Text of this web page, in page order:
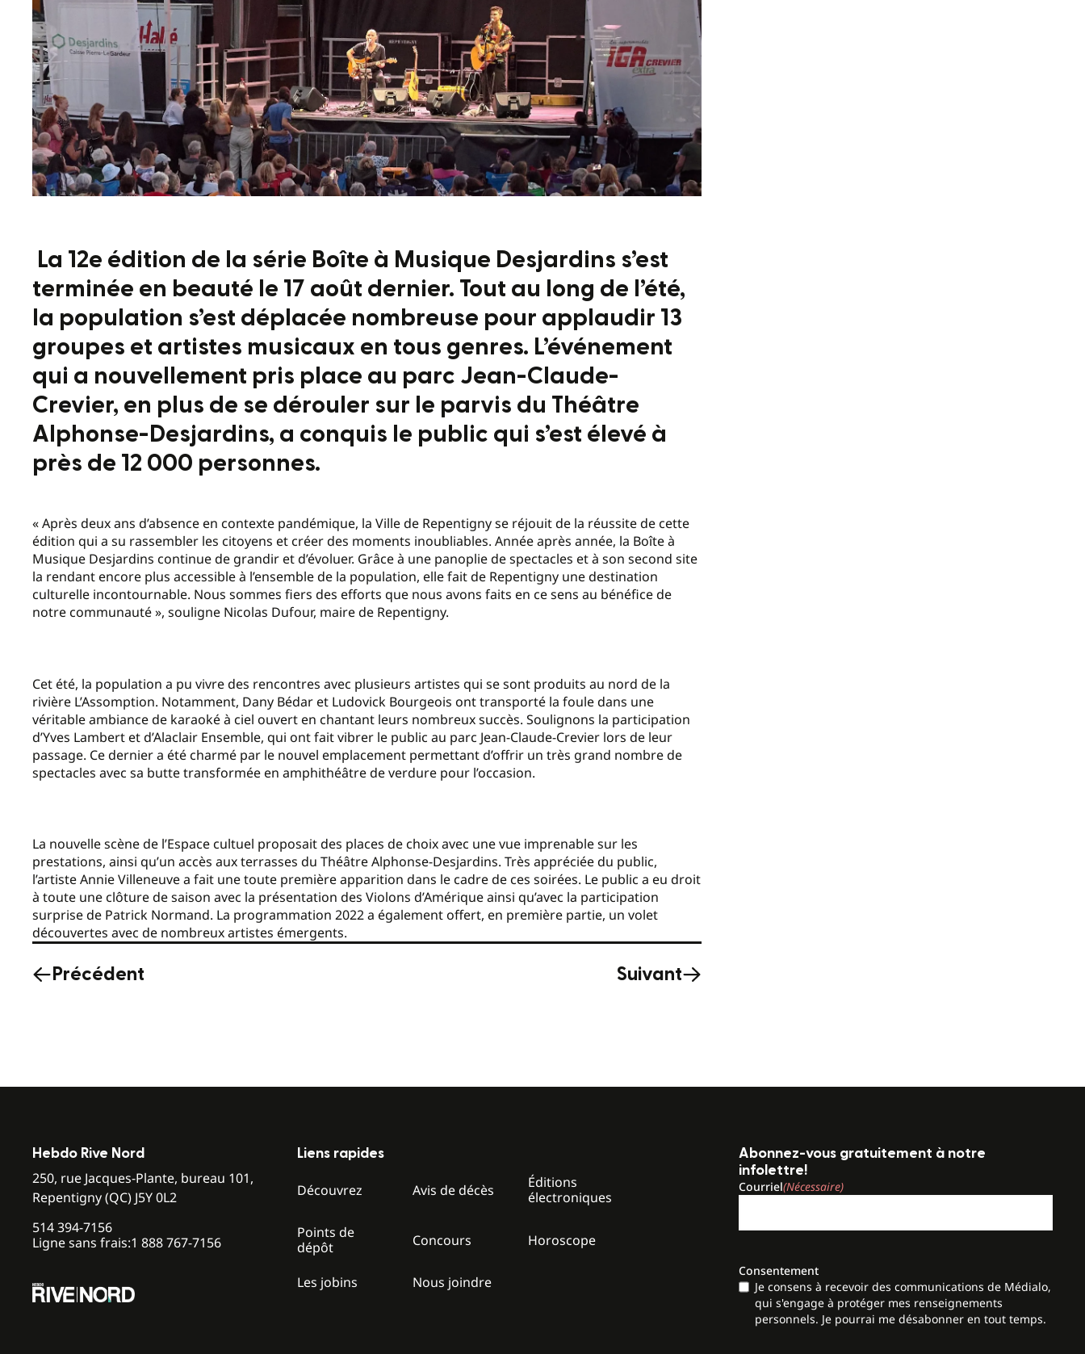
La 12e édition de la série Boîte à Musique Desjardins s’est
terminée en beauté le 17 août dernier. Tout au long de l’été,
la population s’est déplacée nombreuse pour applaudir 13
groupes et artistes musicaux en tous genres. L’événement
qui a nouvellement pris place au parc Jean-Claude-
Crevier, en plus de se dérouler sur le parvis du Théâtre
Alphonse-Desjardins, a conquis le public qui s’est élevé à
près de 12 000 personnes.
« Après deux ans d’absence en contexte pandémique, la Ville de Repentigny se réjouit de la réussite de cette
édition qui a su rassembler les citoyens et créer des moments inoubliables. Année après année, la Boîte à
Musique Desjardins continue de grandir et d’évoluer. Grâce à une panoplie de spectacles et à son second site
la rendant encore plus accessible à l’ensemble de la population, elle fait de Repentigny une destination
culturelle incontournable. Nous sommes fiers des efforts que nous avons faits en ce sens au bénéfice de
notre communauté », souligne Nicolas Dufour, maire de Repentigny.
Cet été, la population a pu vivre des rencontres avec plusieurs artistes qui se sont produits au nord de la
rivière L’Assomption. Notamment, Dany Bédar et Ludovick Bourgeois ont transporté la foule dans une
véritable ambiance de karaoké à ciel ouvert en chantant leurs nombreux succès. Soulignons la participation
d’Yves Lambert et d’Alaclair Ensemble, qui ont fait vibrer le public au parc Jean-Claude-Crevier lors de leur
passage. Ce dernier a été charmé par le nouvel emplacement permettant d’offrir un très grand nombre de
spectacles avec sa butte transformée en amphithéâtre de verdure pour l’occasion.
La nouvelle scène de l’Espace cultuel proposait des places de choix avec une vue imprenable sur les
prestations, ainsi qu’un accès aux terrasses du Théâtre Alphonse-Desjardins. Très appréciée du public,
l’artiste Annie Villeneuve a fait une toute première apparition dans le cadre de ces soirées. Le public a eu droit
à toute une clôture de saison avec la présentation des Violons d’Amérique ainsi qu’avec la participation
surprise de Patrick Normand. La programmation 2022 a également offert, en première partie, un volet
découvertes avec de nombreux artistes émergents.
Précédent Suivant
Hebdo Rive Nord
250, rue Jacques-Plante, bureau 101,
Repentigny (QC) J5Y 0L2
514 394-7156
Ligne sans frais:1 888 767-7156
Liens rapides
Découvrez Avis de décès
Éditions
électroniques
Points de
dépôt
Concours Horoscope
Les jobins Nous joindre
Abonnez-vous gratuitement à notre
infolettre!
Courriel(Nécessaire)
Consentement
Je consens à recevoir des communications de Médialo,
qui s'engage à protéger mes renseignements
personnels. Je pourrai me désabonner en tout temps.